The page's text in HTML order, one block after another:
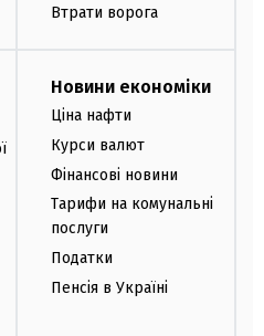
Втрати ворога
Новини економіки
Ціна нафти
Курси валют
Фінансові новини
Тарифи на комунальні
послуги
Податки
Пенсія в Україні